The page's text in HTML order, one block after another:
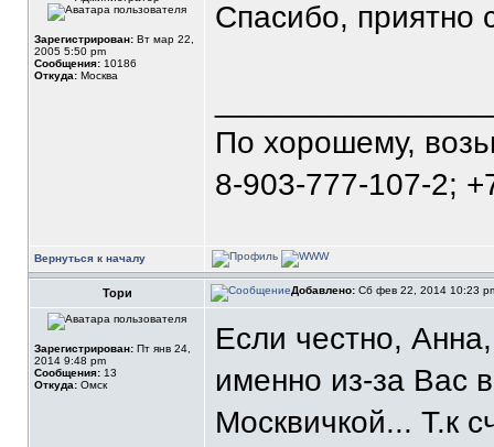
Зарегистрирован: Вт мар 22,
2005 5:50 pm
Сообщения: 10186
Откуда: Москва
Спасибо, приятно
По хорошему,
8-903-777-107-2;
Вернуться к началу
Тори Добавлено: Сб фев 22, 2014 10:23
Зарегистрирован: Пт янв 24,
2014 9:48 pm
Сообщения: 13
Откуда: Омск
Если честно,
именно из-за Вас
Москвичкой... Т.к